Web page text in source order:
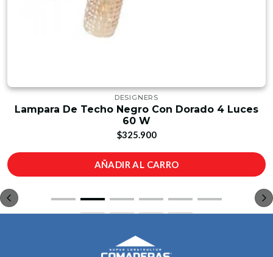
DESIGNERS
Lampara De Techo Negro Con Dorado 4 Luces
60 W
$325.900
AÑADIR AL CARRO